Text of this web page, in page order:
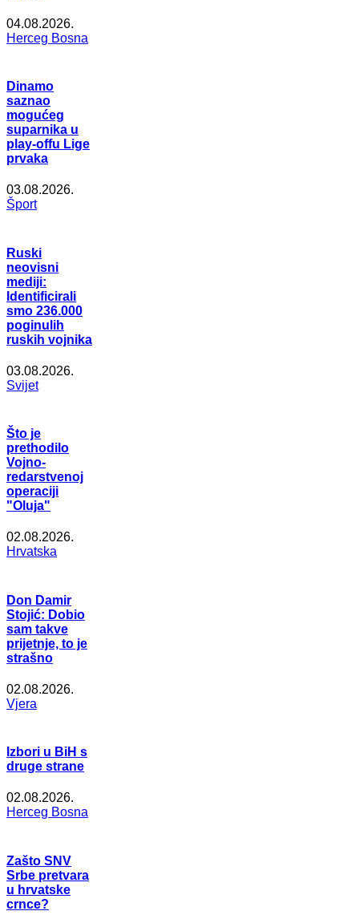
04.08.2026.
Herceg Bosna
Dinamo
saznao
mogućeg
suparnika u
play-offu Lige
prvaka
03.08.2026.
Šport
Ruski
neovisni
mediji:
Identificirali
smo 236.000
poginulih
ruskih vojnika
03.08.2026.
Svijet
Što je
prethodilo
Vojno-
redarstvenoj
operaciji
"Oluja"
02.08.2026.
Hrvatska
Don Damir
Stojić: Dobio
sam takve
prijetnje, to je
strašno
02.08.2026.
Vjera
Izbori u BiH s
druge strane
02.08.2026.
Herceg Bosna
Zašto SNV
Srbe pretvara
u hrvatske
crnce?